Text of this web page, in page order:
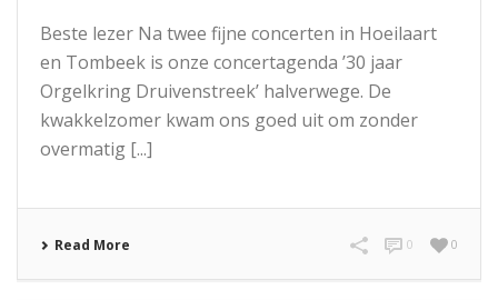
Beste lezer Na twee fijne concerten in Hoeilaart
en Tombeek is onze concertagenda ’30 jaar
Orgelkring Druivenstreek’ halverwege. De
kwakkelzomer kwam ons goed uit om zonder
overmatig [...]
Read More 0
0